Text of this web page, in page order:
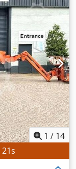
1 / 14
19s